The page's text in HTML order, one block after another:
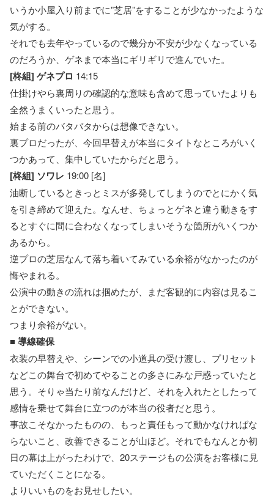
いうか小屋入り前までに”芝居”をすることが少なかったような
気がする。
それでも去年やっているので幾分か不安が少なくなっている
のだろうか、ゲネまで本当にギリギリで進んでいた。
[柊組] ゲネプロ 14:15
仕掛けやら裏周りの確認的な意味も含めて思っていたよりも
全然うまくいったと思う。
始まる前のバタバタからは想像できない。
裏プロだったが、今回早替えが本当にタイトなところがいく
つかあって、集中していたからだと思う。
[柊組] ソワレ 19:00 [名]
油断しているときっとミスが多発してしまうのでとにかく気
を引き締めて迎えた。なんせ、ちょっとゲネと違う動きをす
るとすぐに間に合わなくなってしまいそうな箇所がいくつか
あるから。
逆プロの芝居なんて落ち着いてみている余裕がなかったのが
悔やまれる。
公演中の動きの流れは掴めたが、まだ客観的に内容は見るこ
とができない。
つまり余裕がない。
■導線確保
衣装の早替えや、シーンでの小道具の受け渡し、プリセット
などこの舞台で初めてやることの多さにみな戸惑っていたと
思う。そりゃ当たり前なんだけど、それを入れたとしたって
感情を乗せて舞台に立つのが本当の役者だと思う。
事故こそなかったものの、もっと責任もって動かなければな
らないこと、改善できることが山ほど。それでもなんとか初
日の幕は上がったわけで、20ステージもの公演をお客様に見
ていただくことになる。
よりいいものをお見せしたい。